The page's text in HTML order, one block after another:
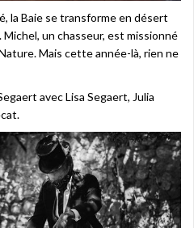
la Baie se transforme en désert
un chasseur, est missionné
Mais cette année-là, rien ne
avec Lisa Segaert, Julia